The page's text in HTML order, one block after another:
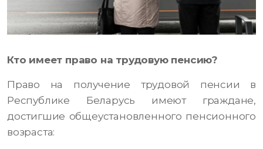
Кто имеет право на трудовую пенсию?
Право на получение трудовой пенсии в
Республике Беларусь имеют граждане,
достигшие общеустановленного пенсионного
возраста: